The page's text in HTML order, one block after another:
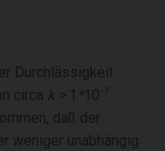
Durchlässigkeit
circa k > 1 *10 -1
daß der
weniger unabhängig